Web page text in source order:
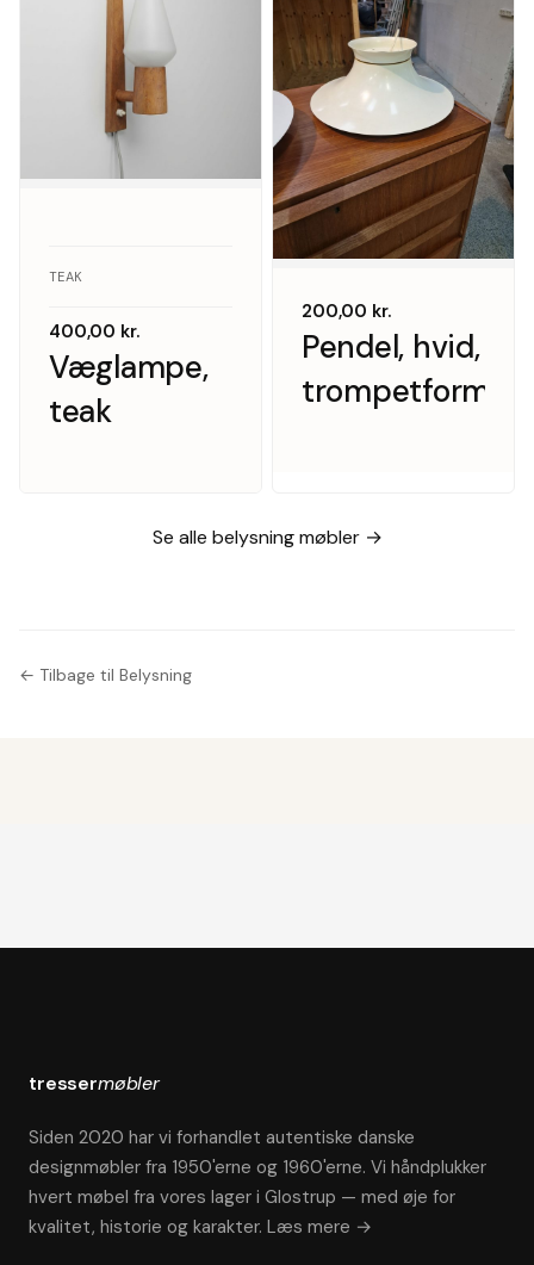
Væglampe,
teak
TEAK
400,00 kr.
Pendel, hvid,
trompetformet
200,00 kr.
Se alle belysning møbler →
← Tilbage til Belysning
tressermøbler
Siden 2020 har vi forhandlet autentiske danske
designmøbler fra 1950'erne og 1960'erne. Vi håndplukker
hvert møbel fra vores lager i Glostrup — med øje for
kvalitet, historie og karakter. Læs mere →